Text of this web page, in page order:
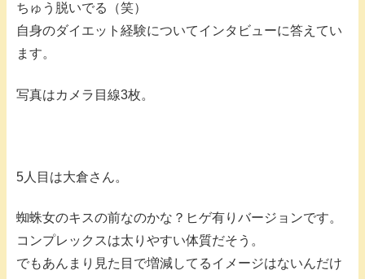
ちゅう脱いでる（笑）
自身のダイエット経験についてインタビューに答えてい
ます。
写真はカメラ目線3枚。
5人目は大倉さん。
蜘蛛女のキスの前なのかな？ヒゲ有りバージョンです。
コンプレックスは太りやすい体質だそう。
でもあんまり見た目で増減してるイメージはないんだけ